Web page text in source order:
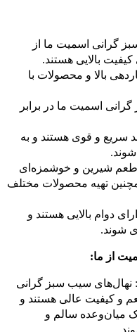
گرانی اسمیت ما از
کیفیت بالایی هستند.
بالا و محصولات با
اسمیت ما در برابر
سریع و قوی هستند و به
طعم شیرین و خوشمزه‌ای
تهیه محصولات مختلف
دوام بالایی هستند و
شوند.
از ما:
: نهال‌های سیب سبز گرانی
و کیفیت عالی هستند و
میان‌وعده سالم و